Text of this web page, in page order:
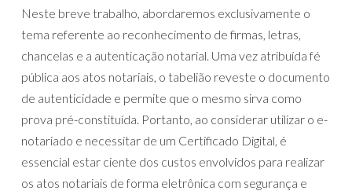
Neste breve trabalho, abordaremos exclusivamente o
tema referente ao reconhecimento de firmas, letras,
chancelas e a autenticação notarial. Uma vez atribuída fé
pública aos atos notariais, o tabelião reveste o documento
de autenticidade e permite que o mesmo sirva como
prova pré-constituída. Portanto, ao considerar utilizar o e-
notariado e necessitar de um Certificado Digital, é
essencial estar ciente dos custos envolvidos para realizar
os atos notariais de forma eletrônica com segurança e